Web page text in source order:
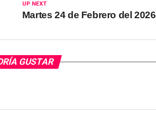
UP NEXT
Martes 24 de Febrero del 2026
GUSTAR